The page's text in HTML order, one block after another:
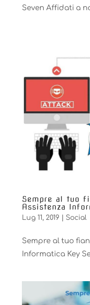
Seven Affidati a
Sempre al tuo
Assistenza
Lug 11, 2019| Social
Sempre al tuo
Informatica Key